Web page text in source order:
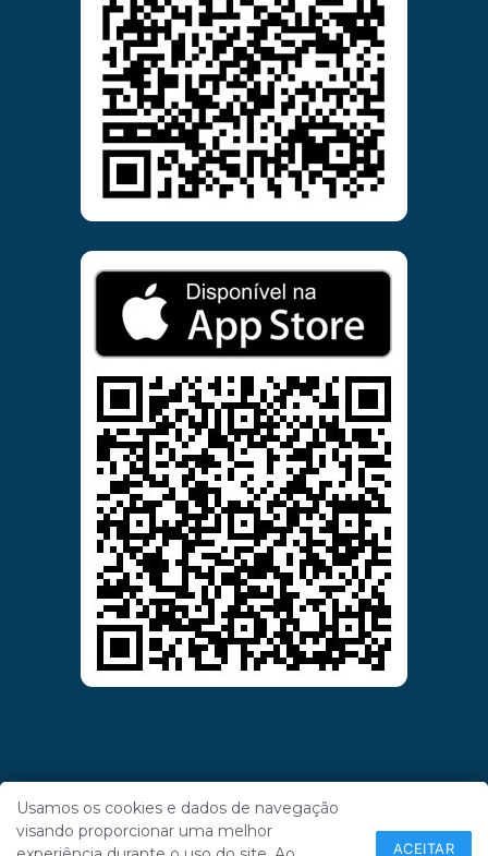
Usamos os cookies e dados de navegação
visando proporcionar uma melhor
ACEITAR